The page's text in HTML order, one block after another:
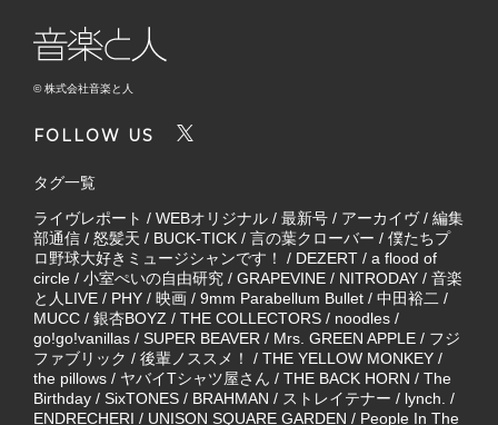
© 株式会社音楽と人
FOLLOW US
タグ一覧
ライヴレポート / WEBオリジナル / 最新号 / アーカイヴ/ 編集
部通信 / 怒髪天 / BUCK-TICK / 言の葉クローバー / 僕たちプ
ロ野球大好きミュージシャンです！
/ DEZERT / a flood of
circle / 小室ぺいの自由研究 / GRAPEVINE / NITRODAY / 音楽
と人LIVE / PHY / 映画 / 9mm Parabellum Bullet / 中田裕二 /
MUCC / 銀杏BOYZ / THE COLLECTORS / noodles /
go!go!vanillas / SUPER BEAVER / Mrs. GREEN APPLE / フジ
ファブリック / 後輩ノススメ！ / THE YELLOW MONKEY /
the pillows / ヤバイTシャツ屋さん / THE BACK HORN / The
Birthday / SixTONES / BRAHMAN / ストレイテナー / lynch. /
ENDRECHERI / UNISON SQUARE GARDEN / People In The